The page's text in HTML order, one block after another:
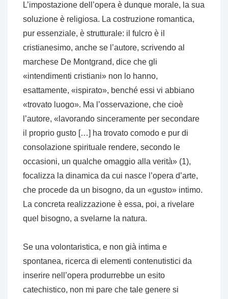
L’impostazione dell’opera è dunque morale, la sua
soluzione è religiosa. La costruzione romantica,
pur essenziale, è strutturale: il fulcro è il
cristianesimo, anche se l’autore, scrivendo al
marchese De Montgrand, dice che gli
«intendimenti cristiani» non lo hanno,
esattamente, «ispirato», benché essi vi abbiano
«trovato luogo». Ma l’osservazione, che cioè
l’autore, «lavorando sinceramente per secondare
il proprio gusto […] ha trovato comodo e pur di
consolazione spirituale rendere, secondo le
occasioni, un qualche omaggio alla verità» (1),
focalizza la dinamica da cui nasce l’opera d’arte,
che procede da un bisogno, da un «gusto» intimo.
La concreta realizzazione è essa, poi, a rivelare
quel bisogno, a svelarne la natura.
Se una volontaristica, e non già intima e
spontanea, ricerca di elementi contenutistici da
inserire nell’opera produrrebbe un esito
catechistico, non mi pare che tale genere si